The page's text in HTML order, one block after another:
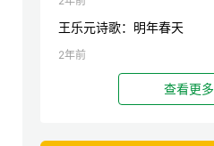
王乐元诗歌：明年春天
2年前
查看更多